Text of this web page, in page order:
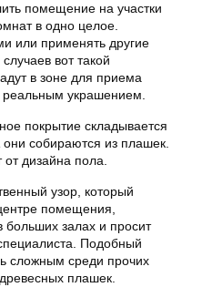
помещение на участки
в одно целое.
или применять другие
вот такой
в зоне для приема
реальным украшением.
покрытие складывается
собираются из плашек.
дизайна пола.
узор, который
помещения,
больших залах и просит
Подобный
сложным среди прочих
плашек.